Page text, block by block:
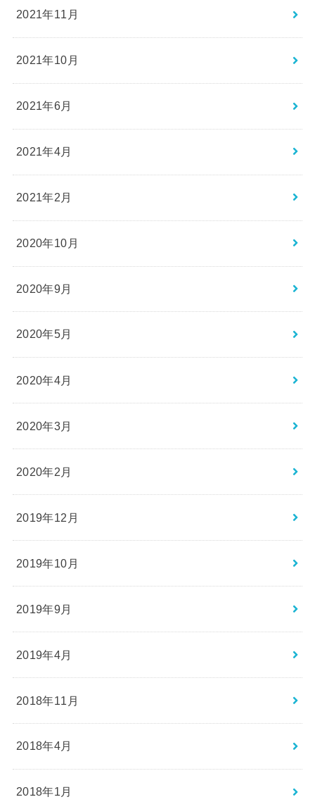
2021年11月
2021年10月
2021年6月
2021年4月
2021年2月
2020年10月
2020年9月
2020年5月
2020年4月
2020年3月
2020年2月
2019年12月
2019年10月
2019年9月
2019年4月
2018年11月
2018年4月
2018年1月